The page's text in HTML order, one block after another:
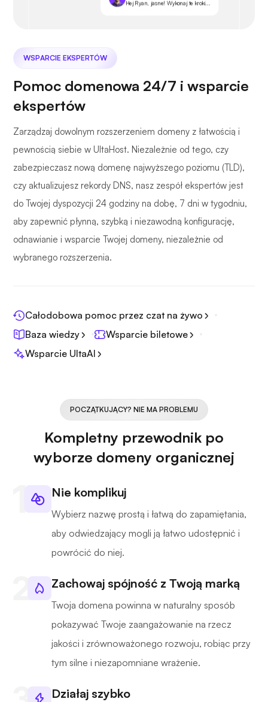
Hej Ryan, jasne! Wykonaj te kroki...
WSPARCIE EKSPERTÓW
Pomoc domenowa 24/7 i wsparcie
ekspertów
Zarządzaj dowolnym rozszerzeniem domeny z łatwością i
pewnością siebie w UltaHost. Niezależnie od tego, czy
zabezpieczasz nową domenę najwyższego poziomu (TLD),
czy aktualizujesz rekordy DNS, nasz zespół ekspertów jest
do Twojej dyspozycji 24 godziny na dobę, 7 dni w tygodniu,
aby zapewnić płynną, szybką i niezawodną konfigurację,
odnawianie i wsparcie Twojej domeny, niezależnie od
wybranego rozszerzenia.
Całodobowa pomoc przez czat na żywo
Baza wiedzy
Wsparcie biletowe
Wsparcie UltaAI
POCZĄTKUJĄCY? NIE MA PROBLEMU
Kompletny przewodnik po
wyborze domeny organicznej
Nie komplikuj
Wybierz nazwę prostą i łatwą do zapamiętania,
aby odwiedzający mogli ją łatwo udostępnić i
powrócić do niej.
Zachowaj spójność z Twoją marką
Twoja domena powinna w naturalny sposób
pokazywać Twoje zaangażowanie na rzecz
jakości i zrównoważonego rozwoju, robiąc przy
tym silne i niezapomniane wrażenie.
Działaj szybko